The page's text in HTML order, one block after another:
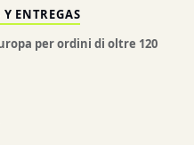
ENTREGAS
per ordini di oltre 120